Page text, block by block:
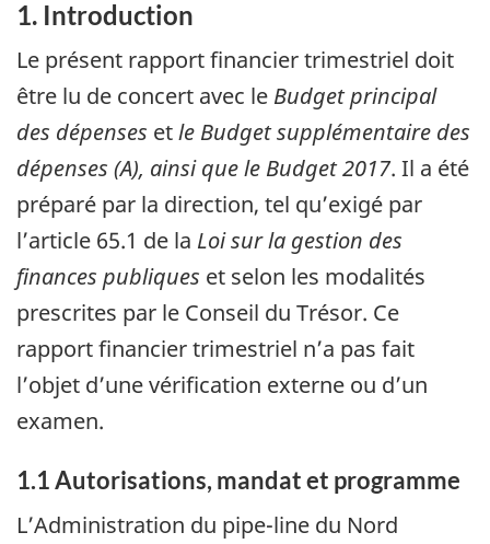
1. Introduction
Le présent rapport financier trimestriel doit
être lu de concert avec le Budget principal
des dépenses etle Budget supplémentaire des
dépenses (A), ainsi que le Budget 2017. Il a été
préparé par la direction, tel qu’exigé par
l’article 65.1 de la Loi sur la gestion des
finances publiques et selon les modalités
prescrites par le Conseil du Trésor. Ce
rapport financier trimestriel n’a pas fait
l’objet d’une vérification externe ou d’un
examen.
1.1 Autorisations, mandat et programme
L’Administration du pipe-line du Nord